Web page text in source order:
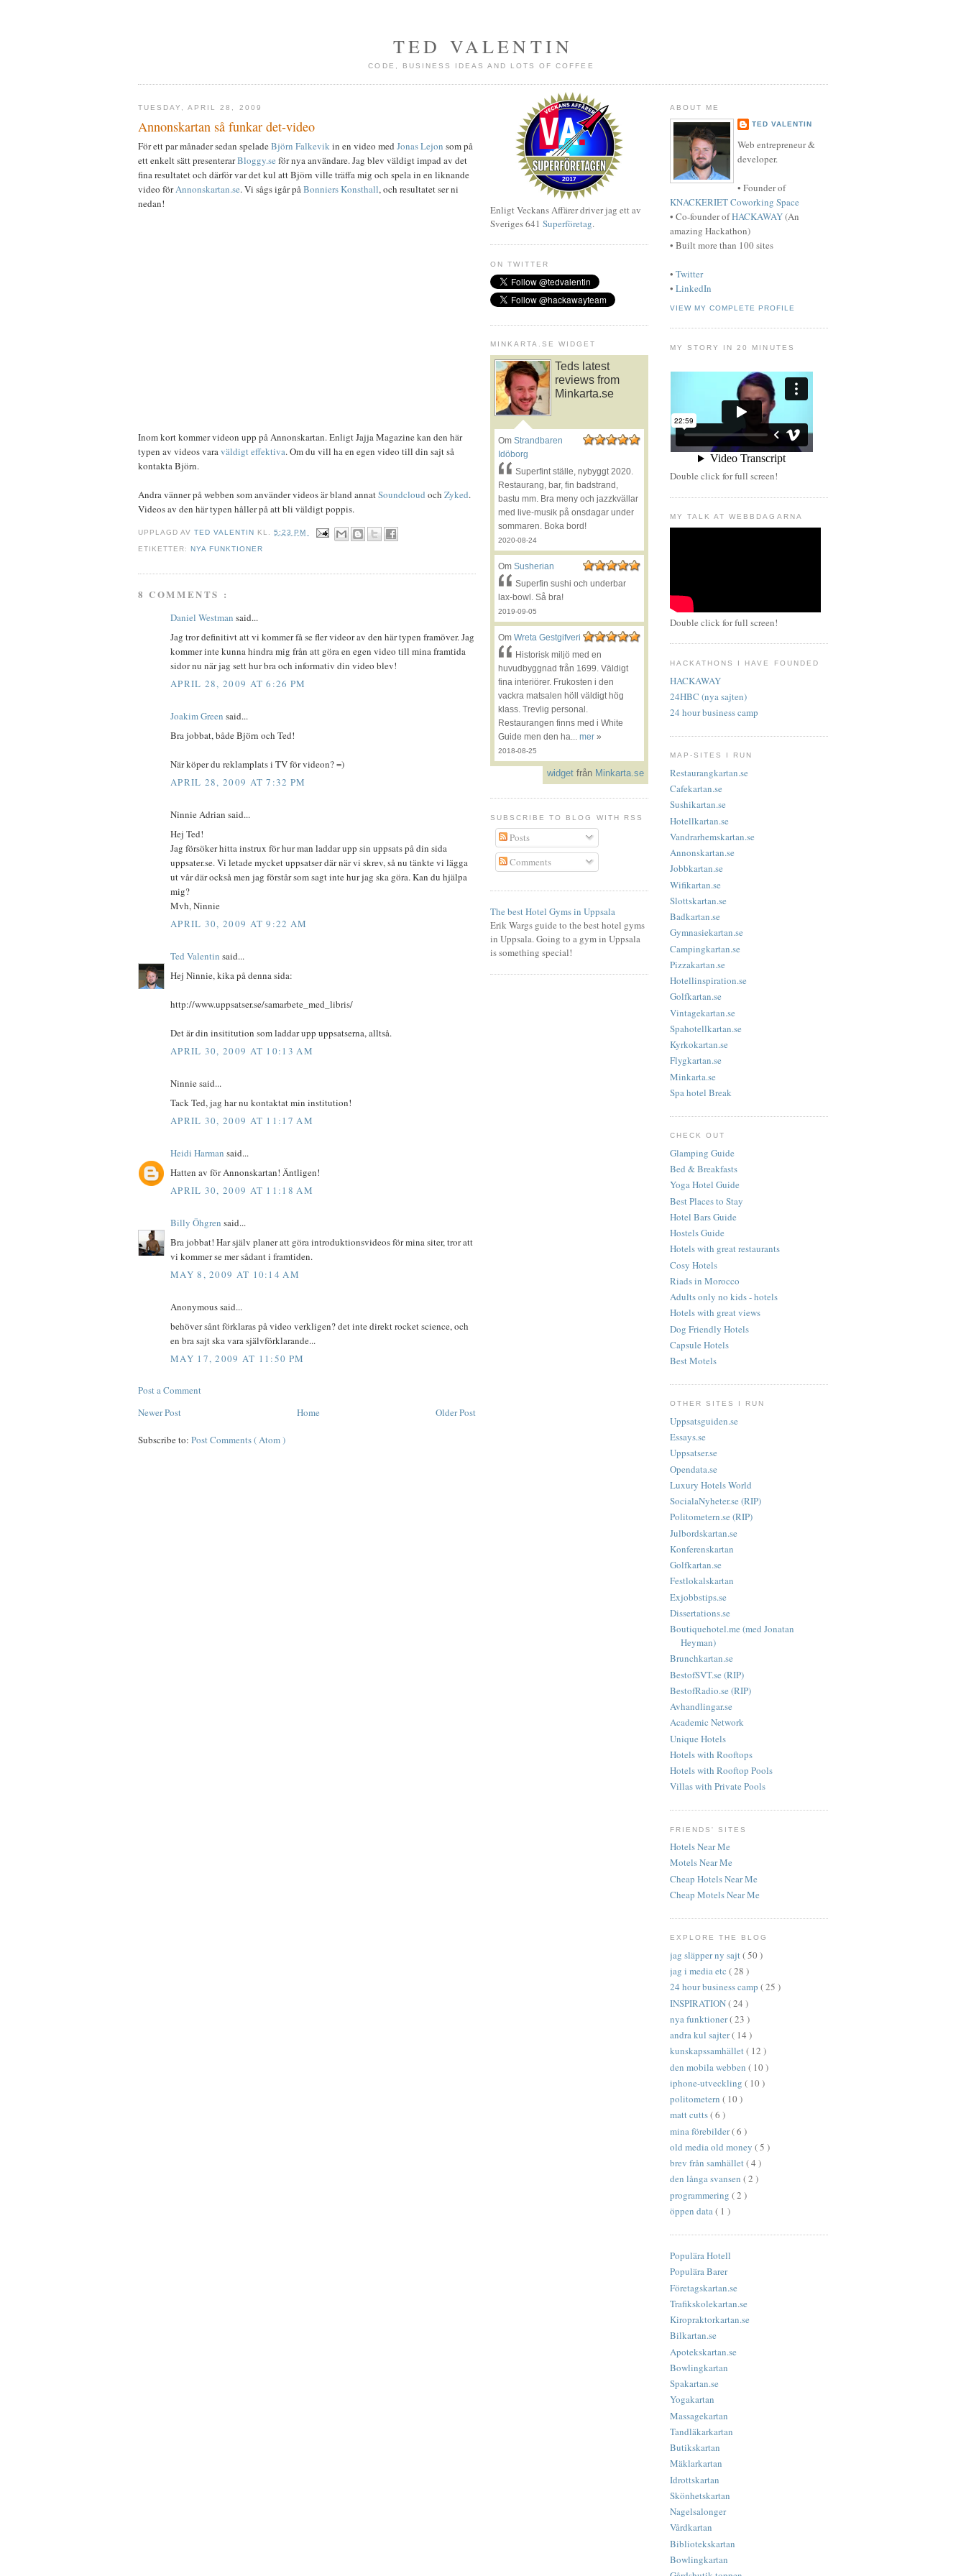
TED VALENTIN
CODE, BUSINESS IDEAS AND LOTS OF COFFEE
TUESDAY, APRIL 28, 2009
Annonskartan så funkar det-video
För ett par månader sedan speladeBjörn Falkevikin en video med Jonas Lejon som på
ett enkelt sätt presenterarBloggy.se för nya användare. Jag blev väldigt impad av det
fina resultatet och därför var det kul att Björn ville träffa mig och spela in en liknande
video förAnnonskartan.se. Vi sågs igår påBonniers Konsthall, och resultatet ser ni
nedan!
Inom kort kommer videon upp på Annonskartan. Enligt Jajja Magazine kan den här
typen av videos varaväldigt effektiva. Om du vill ha en egen video till din sajt så
kontakta Björn.
Andra vänner på webben som använder videos är bland annatSoundcloud och Zyked.
Videos av den här typen håller på att bli väldigt poppis.
UPPLAGD AVTED VALENTIN KL.5:23 PM
ETIKETTER:NYA FUNKTIONER
8 COMMENTS :
Daniel Westman said...
Jag tror definitivt att vi kommer få se fler videor av den här typen framöver. Jag
kommer inte kunna hindra mig från att göra en egen video till mina framtida
sidor nu när jag sett hur bra och informativ din video blev!
APRIL 28, 2009 AT 6:26 PM
Joakim Green said...
Bra jobbat, både Björn och Ted!
När köper du reklamplats i TV för videon? =)
APRIL 28, 2009 AT 7:32 PM
Ninnie Adrian said...
Hej Ted!
Jag försöker hitta instrux för hur man laddar upp sin uppsats på din sida
uppsater.se. Vi letade mycket uppsatser där när vi skrev, så nu tänkte vi lägga
ut vår där också men jag förstår som sagt inte hur jag ska göra. Kan du hjälpa
mig?
Mvh, Ninnie
APRIL 30, 2009 AT 9:22 AM
Ted Valentin said...
Hej Ninnie, kika på denna sida:
http://www.uppsatser.se/samarbete_med_libris/
Det är din insititution som laddar upp uppsatserna, alltså.
APRIL 30, 2009 AT 10:13 AM
Ninnie said...
Tack Ted, jag har nu kontaktat min institution!
APRIL 30, 2009 AT 11:17 AM
Heidi Harman said...
Hatten av för Annonskartan! Äntligen!
APRIL 30, 2009 AT 11:18 AM
Billy Öhgren said...
Bra jobbat! Har själv planer att göra introduktionsvideos för mina siter, tror att
vi kommer se mer sådant i framtiden.
MAY 8, 2009 AT 10:14 AM
Anonymous said...
behöver sånt förklaras på video verkligen? det inte direkt rocket science, och
en bra sajt ska vara självförklarande...
MAY 17, 2009 AT 11:50 PM
Post a Comment
Newer Post
Older Post
Home
Subscribe to: Post Comments ( Atom )
ABOUT ME
TED VALENTIN
Web entrepreneur &
developer.
• Founder of
KNACKERIET Coworking Space
• Co-founder ofHACKAWAY(An
amazing Hackathon)
• Built more than 100 sites
• Twitter
• LinkedIn
VIEW MY COMPLETE PROFILE
MY STORY IN 20 MINUTES
Double click for full screen!
MY TALK AT WEBBDAGARNA
Double click for full screen!
HACKATHONS I HAVE FOUNDED
HACKAWAY
24HBC (nya sajten)
24 hour business camp
MAP-SITES I RUN
Restaurangkartan.se
Cafekartan.se
Sushikartan.se
Hotellkartan.se
Vandrarhemskartan.se
Annonskartan.se
Jobbkartan.se
Wifikartan.se
Slottskartan.se
Badkartan.se
Gymnasiekartan.se
Campingkartan.se
Pizzakartan.se
Hotellinspiration.se
Golfkartan.se
Vintagekartan.se
Spahotellkartan.se
Kyrkokartan.se
Flygkartan.se
Minkarta.se
Spa hotel Break
CHECK OUT
Glamping Guide
Bed & Breakfasts
Yoga Hotel Guide
Best Places to Stay
Hotel Bars Guide
Hostels Guide
Hotels with great restaurants
Cosy Hotels
Riads in Morocco
Adults only no kids - hotels
Hotels with great views
Dog Friendly Hotels
Capsule Hotels
Best Motels
OTHER SITES I RUN
Uppsatsguiden.se
Essays.se
Uppsatser.se
Opendata.se
Luxury Hotels World
SocialaNyheter.se (RIP)
Politometern.se (RIP)
Julbordskartan.se
Konferenskartan
Golfkartan.se
Festlokalskartan
Exjobbstips.se
Dissertations.se
Boutiquehotel.me (med Jonatan
Heyman)
Brunchkartan.se
BestofSVT.se (RIP)
BestofRadio.se (RIP)
Avhandlingar.se
Academic Network
Unique Hotels
Hotels with Rooftops
Hotels with Rooftop Pools
Villas with Private Pools
FRIENDS' SITES
Hotels Near Me
Motels Near Me
Cheap Hotels Near Me
Cheap Motels Near Me
EXPLORE THE BLOG
jag släpper ny sajt( 50 )
jag i media etc ( 28 )
24 hour business camp ( 25 )
INSPIRATION( 24 )
nya funktioner( 23 )
andra kul sajter( 14 )
kunskapssamhället( 12 )
den mobila webben ( 10 )
iphone-utveckling ( 10 )
politometern ( 10 )
matt cutts( 6 )
mina förebilder( 6 )
old media old money ( 5 )
brev från samhället( 4 )
den långa svansen ( 2 )
programmering ( 2 )
öppen data( 1 )
Populära Hotell
Populära Barer
Företagskartan.se
Trafikskolekartan.se
Kiropraktorkartan.se
Bilkartan.se
Apotekskartan.se
Bowlingkartan
Spakartan.se
Yogakartan
Massagekartan
Tandläkarkartan
Butikskartan
Mäklarkartan
Idrottskartan
Skönhetskartan
Nagelsalonger
Vårdkartan
Bibliotekskartan
Bowlingkartan
Enligt Veckans Affärer driver jag ett av
Sveriges 641 Superföretag.
ON TWITTER
MINKARTA.SE WIDGET
Teds latest
reviews from
Minkarta.se
Om Strandbaren
Idöborg
Superfint ställe, nybyggt 2020.
Restaurang, bar, fin badstrand,
bastu mm. Bra meny och jazzkvällar
med live-musik på onsdagar under
sommaren. Boka bord!
2020-08-24
Om Susherian
Superfin sushi och underbar
lax-bowl. Så bra!
2019-09-05
Om Wreta Gestgifveri
Historisk miljö med en
huvudbyggnad från 1699. Väldigt
fina interiörer. Frukosten i den
vackra matsalen höll väldigt hög
klass. Trevlig personal.
Restaurangen finns med i White
Guide men den ha... mer »
2018-08-25
widget från Minkarta.se
SUBSCRIBE TO BLOG WITH RSS
Posts
Comments
The best Hotel Gyms in Uppsala
Erik Wargs guide to the best hotel gyms
in Uppsala. Going to a gym in Uppsala
is something special!